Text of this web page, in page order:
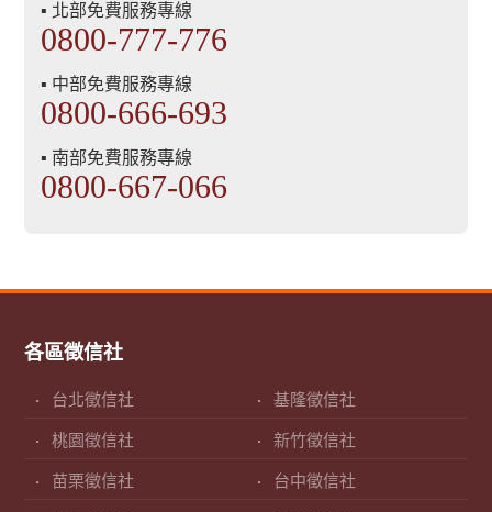
▪ 北部免費服務專線
0800-777-776
▪ 中部免費服務專線
0800-666-693
▪ 南部免費服務專線
0800-667-066
各區徵信社
台北徵信社 基隆徵信社
桃園徵信社 新竹徵信社
苗栗徵信社 台中徵信社